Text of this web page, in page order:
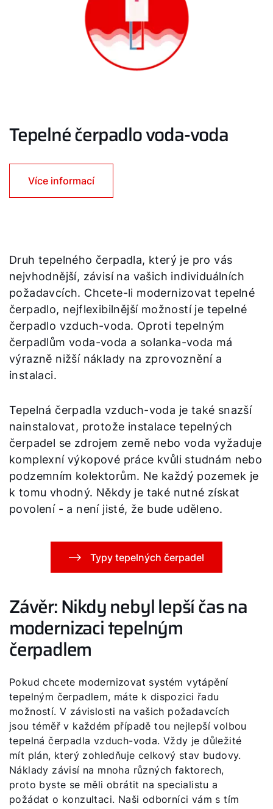
Tepelné čerpadlo voda-voda
Více informací
Druh tepelného čerpadla, který je pro vás
nejvhodnější, závisí na vašich individuálních
požadavcích. Chcete-li modernizovat tepelné
čerpadlo, nejflexibilnější možností je tepelné
čerpadlo vzduch-voda. Oproti tepelným
čerpadlům voda-voda a solanka-voda má
výrazně nižší náklady na zprovoznění a
instalaci.
Tepelná čerpadla vzduch-voda je také snazší
nainstalovat, protože instalace tepelných
čerpadel se zdrojem země nebo voda vyžaduje
komplexní výkopové práce kvůli studnám nebo
podzemním kolektorům. Ne každý pozemek je
k tomu vhodný. Někdy je také nutné získat
povolení - a není jisté, že bude uděleno.
Typy tepelných čerpadel
Závěr: Nikdy nebyl lepší čas na
modernizaci tepelným
čerpadlem
Pokud chcete modernizovat systém vytápění
tepelným čerpadlem, máte k dispozici řadu
možností. V závislosti na vašich požadavcích
jsou téměř v každém případě tou nejlepší volbou
tepelná čerpadla vzduch-voda. Vždy je důležité
mít plán, který zohledňuje celkový stav budovy.
Náklady závisí na mnoha různých faktorech,
proto byste se měli obrátit na specialistu a
požádat o konzultaci. Naši odborníci vám s tím